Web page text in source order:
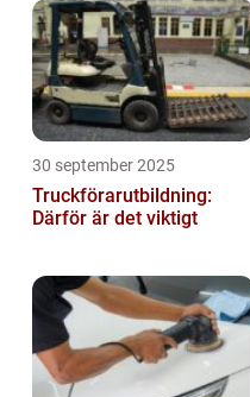
30 september 2025
Truckförarutbildning:
Därför är det viktigt